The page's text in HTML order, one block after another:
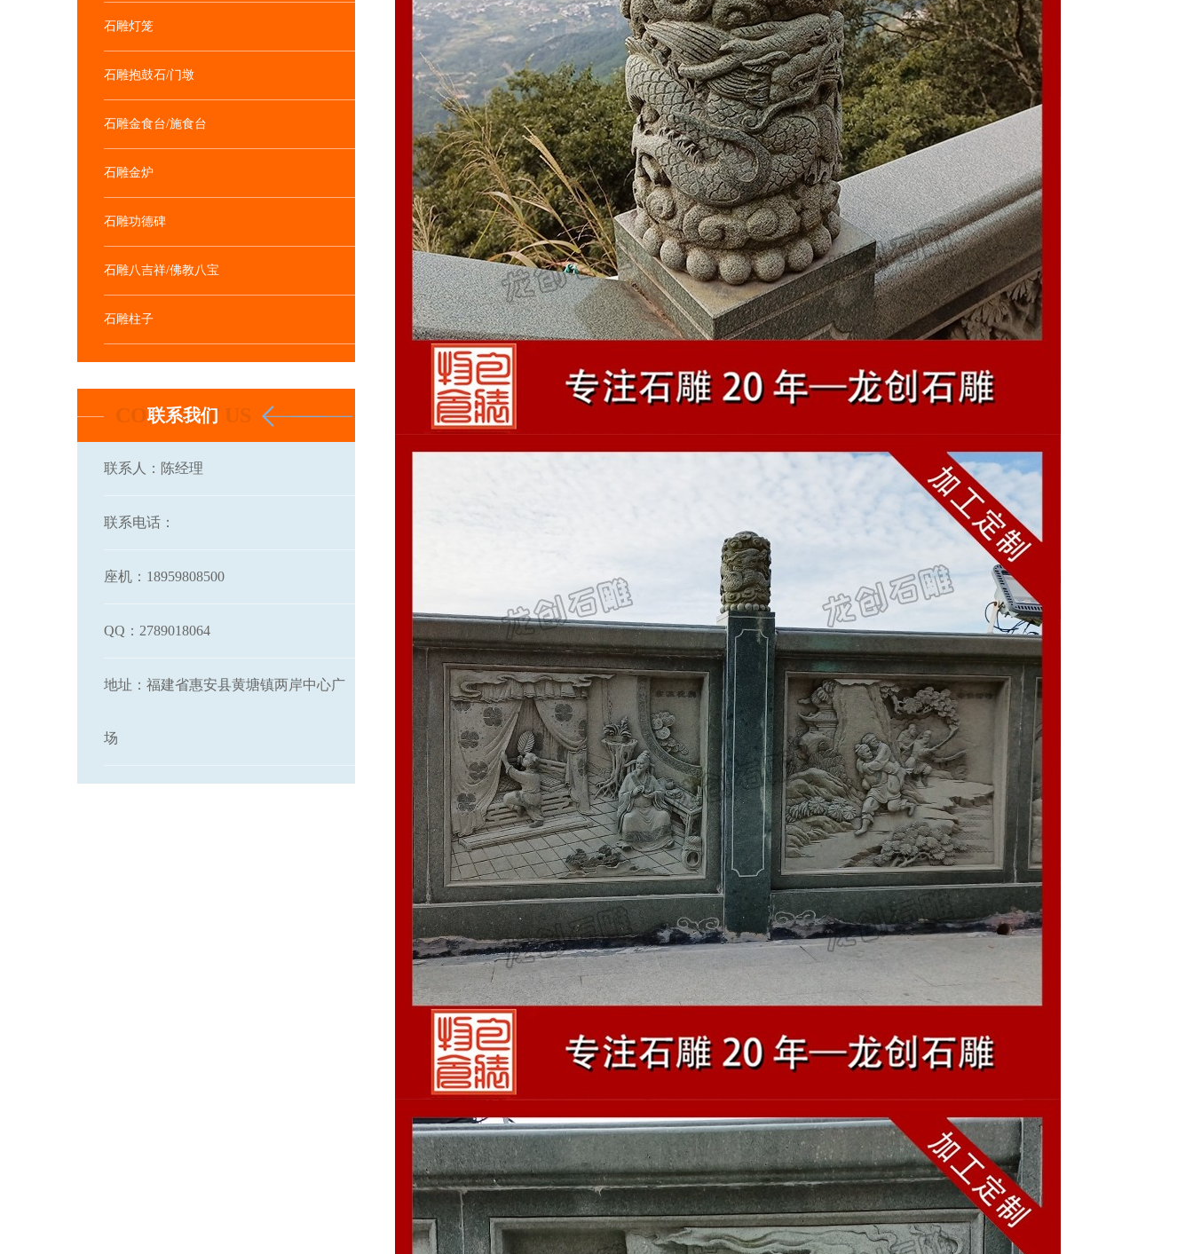
石雕灯笼
石雕抱鼓石/门墩
石雕金食台/施食台
石雕金炉
石雕功德碑
石雕八吉祥/佛教八宝
石雕柱子
联系我们
联系人：陈经理
联系电话：
座机：18959808500
QQ：2789018064
地址：福建省惠安县黄塘镇两岸中心广
场